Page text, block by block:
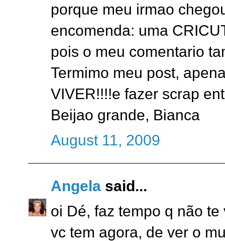
porque meu irmao
encomenda: uma
pois o meu comentario
Termimo meu post,
VIVER!!!!e fazer scrap
Beijao grande, Bianca
August 11, 2009
Angela said...
oi Dé, faz tempo q não
vc tem agora, de ver o